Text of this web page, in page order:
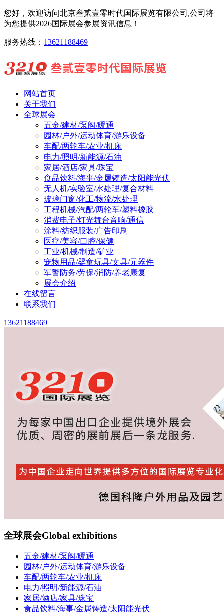
您好，欢迎访问北京叁贰壹零时代国际展览有限公司,公司将
为您提供2026国际展会参展资讯信息！
服务热线： 13621188469
网站首页
关于我们
全球展会
五金/建材/泵阀/暖通
园林/户外/运动体育/游乐设备
车配/两轮车/农业/机床
电力/照明/新能源/石油
家居/酒店/家具/珠宝
食品饮料/海事/金属铸造/太阳能光伏
无人机/实验室/水处理/复合材料
玻璃门窗/化工/物流/水处理
工程机械/汽配/两轮车/塑料橡胶
消费电子/灯光舞台音响/通信
涂料/纺织服装/广告印刷
医疗/美容/口腔/保健
工业/机械/制造/矿业
宠物用品/婴童玩具/文具/元器件
军警防务/劳保/消防/养老康复
展会介绍
在线留言
联系我们
13621188469
全球展会Global exhibitions
五金/建材/泵阀/暖通
园林/户外/运动体育/游乐设备
车配/两轮车/农业/机床
电力/照明/新能源/石油
家居/酒店/家具/珠宝
食品饮料/海事/金属铸造/太阳能光伏